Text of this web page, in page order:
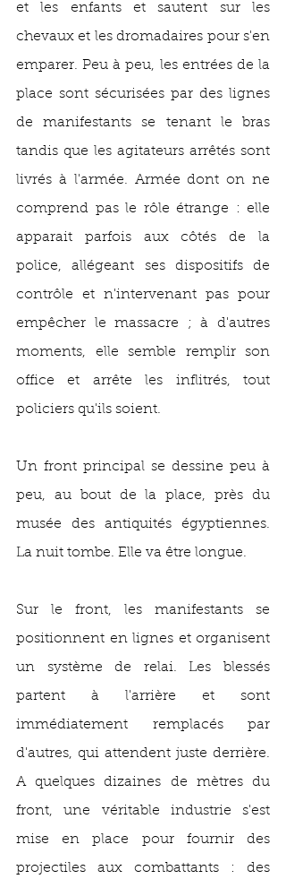
et les enfants et sautent sur les
chevaux et les dromadaires pour s'en
emparer. Peu à peu, les entrées de la
place sont sécurisées par des lignes
de manifestants se tenant le bras
tandis que les agitateurs arrêtés sont
livrés à l'armée. Armée dont on ne
comprend pas le rôle étrange : elle
apparait parfois aux côtés de la
police, allégeant ses dispositifs de
contrôle et n'intervenant pas pour
empêcher le massacre ; à d'autres
moments, elle semble remplir son
office et arrête les inflitrés, tout
policiers qu'ils soient.
Un front principal se dessine peu à
peu, au bout de la place, près du
musée des antiquités égyptiennes.
La nuit tombe. Elle va être longue.
Sur le front, les manifestants se
positionnent en lignes et organisent
un système de relai. Les blessés
partent à l'arrière et sont
immédiatement remplacés par
d'autres, qui attendent juste derrière.
A quelques dizaines de mètres du
front, une véritable industrie s'est
mise en place pour fournir des
projectiles aux combattants : des